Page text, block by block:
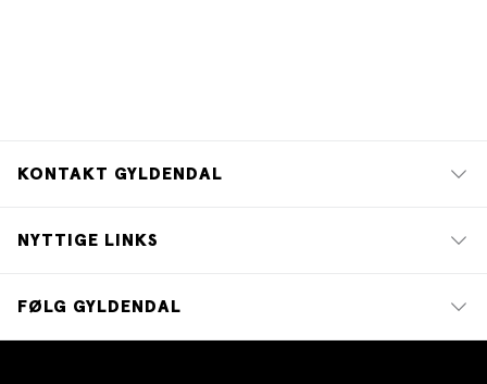
KONTAKT GYLDENDAL
NYTTIGE LINKS
FØLG GYLDENDAL